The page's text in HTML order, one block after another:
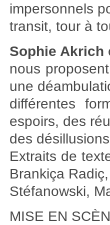
impersonnels
transit, tour à
Sophie Akrich
nous
une
différentes
espoirs, des
des
Extraits de
Brankiça
Stéfanowski,
MISE EN